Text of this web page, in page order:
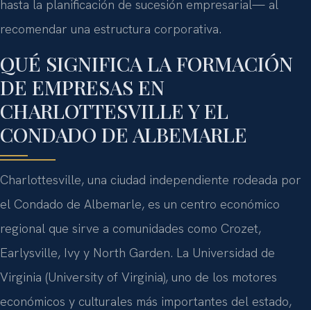
hasta la planificación de sucesión empresarial— al
recomendar una estructura corporativa.
QUÉ SIGNIFICA LA FORMACIÓN
DE EMPRESAS EN
CHARLOTTESVILLE Y EL
CONDADO DE ALBEMARLE
Charlottesville, una ciudad independiente rodeada por
el Condado de Albemarle, es un centro económico
regional que sirve a comunidades como Crozet,
Earlysville, Ivy y North Garden. La Universidad de
Virginia (University of Virginia), uno de los motores
económicos y culturales más importantes del estado,